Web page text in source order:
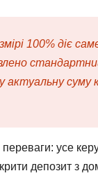
100% діє
актуальну
переваги: усе
депозит з